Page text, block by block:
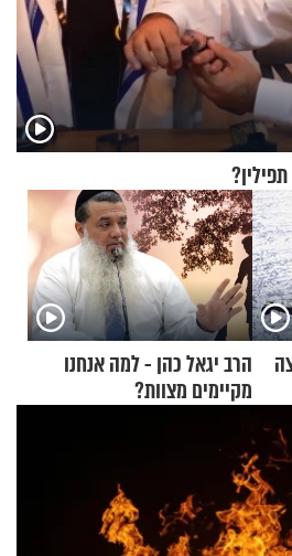
הרב יגאל כהן - למה אנחנו
מקיימים מצוות?